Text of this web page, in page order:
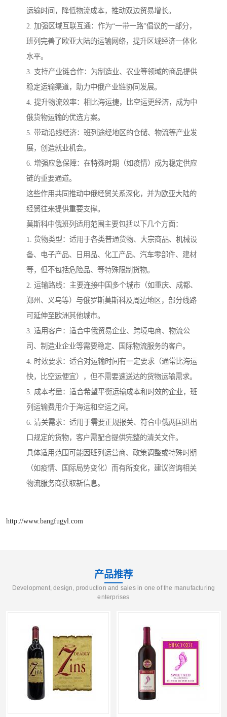
运输时间，降低物流成本，推动双边贸易增长。
2. 加强区域互联互通：作为“一带一路”倡议的一部分，
班列完善了欧亚大陆的运输网络，提升区域经济一体化
水平。
3. 支持产业链合作：为制造业、农业等领域的商品提供
稳定运输渠道，助力中俄产业链协同发展。
4. 提升物流效率：相比海运捷，比空运更经济，成为中
俄货物运输的优选方案。
5. 带动沿线经济：班列途经地区的仓储、物流等产业发
展，创造就业机会。
6. 增强应急保障：在特殊时期（如疫情）成为稳定供应
链的重要通道。
这些作用共同推动中俄经贸关系深化，并为欧亚大陆的
经贸往来提供重要支撑。
莫斯科中俄班列适用范围主要包括以下几个方面：
1. 货物类型：适用于各类普通货物、大宗商品、机械设
备、电子产品、日用品、化工产品、汽车零部件、建材
等，但不包括危险品、等特殊限制货物。
2. 运输路线：主要连接中国多个城市（如重庆、成都、
郑州、义乌等）与俄罗斯莫斯科及周边地区，部分线路
可延伸至欧洲其他城市。
3. 适用客户：适合中俄贸易企业、跨境电商、物流公
司、制造业企业等需要稳定、国际物流服务的客户。
4. 时效要求：适合对运输时间有一定要求（通常比海运
快，比空运便宜），但不需要速送达的货物运输需求。
5. 成本考量：适合希望平衡运输成本和时效的企业，班
列运输费用介于海运和空运之间。
6. 清关需求：适用于需要正规报关、符合中俄两国进出
口规定的货物，客户需配合提供完整的清关文件。
具体适用范围可能因班列运营商、政策调整或特殊时期
（如疫情、国际局势变化）而有所变化，建议咨询相关
物流服务商获取新信息。
http://www.bangfugyl.com
产品推荐
Development, design, production and sales in one of the manufacturing
enterprises